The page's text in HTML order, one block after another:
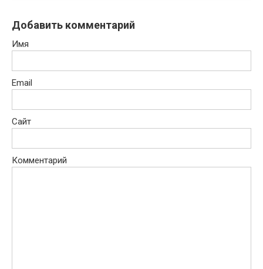
Добавить комментарий
Имя
Email
Сайт
Комментарий